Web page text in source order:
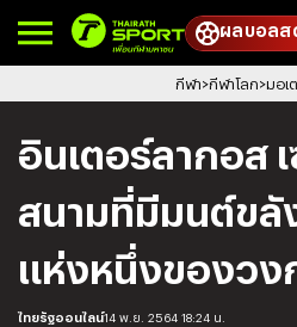
ผลบอลส
กีฬา กีฬาโลก มอเ
อินเตอร์ลากอส
สนามที่มีมนต์ขลั
แห่งหนึ่งของวง
ไทยรัฐออนไลน์14 พ.ย. 2564 18:24 น.